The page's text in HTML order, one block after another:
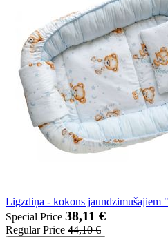
Ligzdiņa - kokons
Special Price 38,11 €
Regular Price 44,10 €